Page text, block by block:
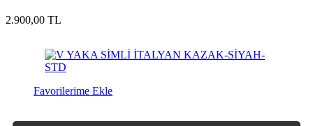
2.900,00 TL
Favorilerime Ekle